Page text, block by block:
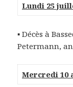
Lundi 25
▪ Décès à
Petermann,
Mercredi 10